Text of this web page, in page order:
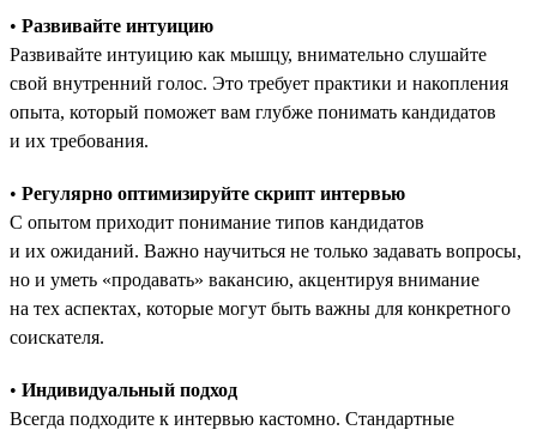
• Развивайте интуицию
Развивайте интуицию как мышцу, внимательно слушайте
свой внутренний голос. Это требует практики и накопления
опыта, который поможет вам глубже понимать кандидатов
и их требования.
• Регулярно оптимизируйте скрипт интервью
С опытом приходит понимание типов кандидатов
и их ожиданий. Важно научиться не только задавать вопросы,
но и уметь «продавать» вакансию, акцентируя внимание
на тех аспектах, которые могут быть важны для конкретного
соискателя.
• Индивидуальный подход
Всегда подходите к интервью кастомно. Стандартные